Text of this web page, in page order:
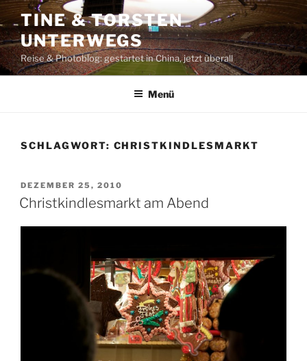
Zum
Inhalt
springen
TINE & TORSTEN
UNTERWEGS
Reise & Photoblog: gestartet in China, jetzt überall
Menü
SCHLAGWORT: CHRISTKINDLESMARKT
VERÖFFENTLICHT
AM
DEZEMBER 25, 2010
Christkindlesmarkt am Abend